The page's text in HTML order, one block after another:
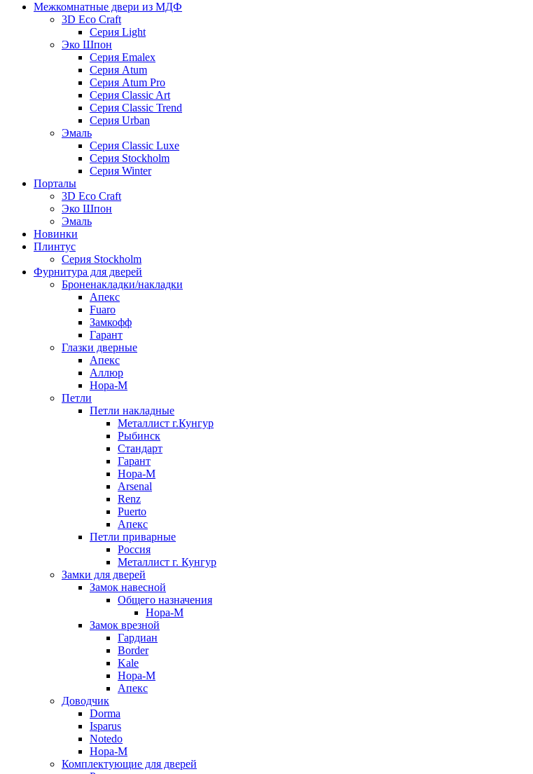
Межкомнатные двери из МДФ
3D Eco Craft
Серия Light
Эко Шпон
Серия Emalex
Серия Atum
Серия Atum Pro
Серия Classic Art
Серия Classic Trend
Серия Urban
Эмаль
Серия Classic Luxe
Серия Stockholm
Серия Winter
Порталы
3D Eco Craft
Эко Шпон
Эмаль
Новинки
Плинтус
Серия Stockholm
Фурнитура для дверей
Броненакладки/накладки
Апекс
Fuaro
Замкофф
Гарант
Глазки дверные
Апекс
Аллюр
Нора-М
Петли
Петли накладные
Металлист г.Кунгур
Рыбинск
Стандарт
Гарант
Нора-М
Arsenal
Renz
Puerto
Апекс
Петли приварные
Россия
Металлист г. Кунгур
Замки для дверей
Замок навесной
Общего назначения
Нора-М
Замок врезной
Гардиан
Border
Kale
Нора-М
Апекс
Доводчик
Dorma
Isparus
Notedo
Нора-М
Комплектующие для дверей